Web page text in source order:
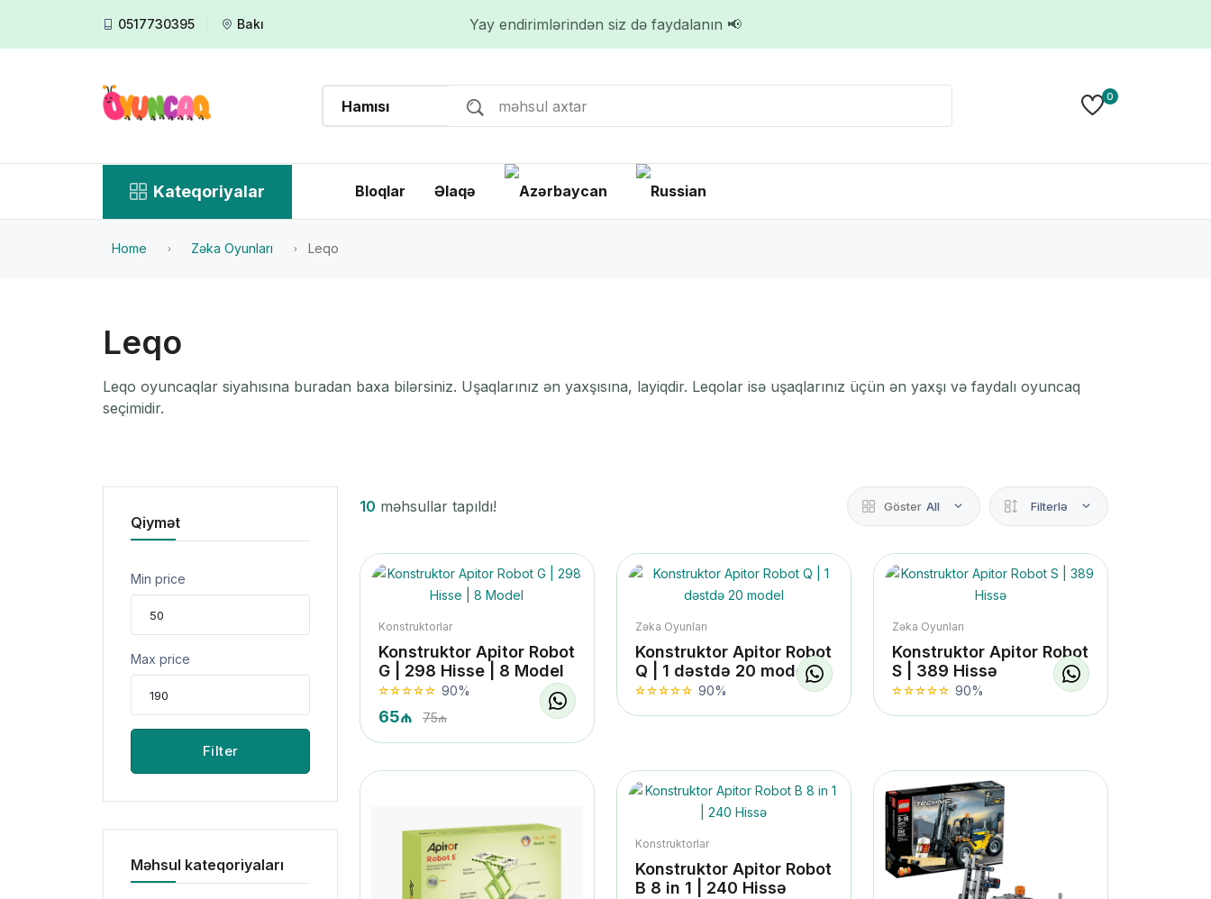
0517730395 Bakı Yay endirimlərindən siz də faydalanın 📢
0
Kateqoriyalar Bloqlar Əlaqə
Home Zəka Oyunları Leqo
Leqo
Leqo oyuncaqlar siyahısına buradan baxa bilərsiniz. Uşaqlarınız ən yaxşısına, layiqdir. Leqolar isə uşaqlarınız üçün ən yaxşı və faydalı oyuncaq
seçimidir.
10 məhsullar tapıldı! Göster All Filterlə
Konstruktorlar
Konstruktor Apitor Robot
G | 298 Hisse | 8 Model
90%
65₼ 75₼
Zəka Oyunları
Konstruktor Apitor Robot
Q | 1 dəstdə 20 model
90%
Zəka Oyunları
Konstruktor Apitor Robot
S | 389 Hissə
90%
Konstruktorlar
Konstruktor Apitor Robot
B 8 in 1 | 240 Hissə
Qiymət
Min price
Max price
Filter
Məhsul kateqoriyaları